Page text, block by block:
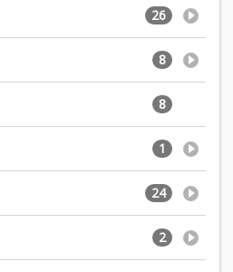
26
8
8
1
24
2